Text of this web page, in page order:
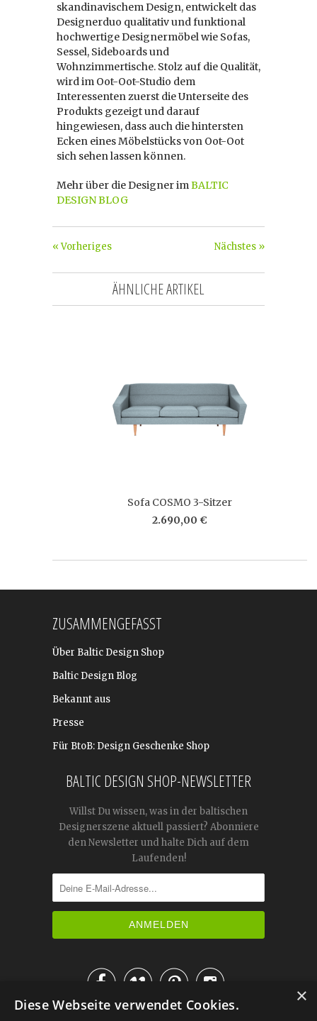
skandinavischem Design, entwickelt das
Designerduo qualitativ und funktional
hochwertige Designermöbel wie Sofas,
Sessel, Sideboards und
Wohnzimmertische. Stolz auf die Qualität,
wird im Oot-Oot-Studio dem
Interessenten zuerst die Unterseite des
Produkts gezeigt und darauf
hingewiesen, dass auch die hintersten
Ecken eines Möbelstücks von Oot-Oot
sich sehen lassen können.
Mehr über die Designer imBALTIC
DESIGN BLOG
Nächstes »
« Vorheriges
ÄHNLICHE ARTIKEL
Sofa COSMO 3-Sitzer
2.690,00 €
ZUSAMMENGEFASST
Über Baltic Design Shop
Baltic Design Blog
Bekannt aus
Presse
Für BtoB: Design Geschenke Shop
BALTIC DESIGN SHOP-NEWSLETTER
Willst Du wissen, was in der baltischen
Designerszene aktuell passiert? Abonniere
den Newsletter und halte Dich auf dem
Laufenden!

IM KATALOG BLÄTTERN
×
Diese Webseite verwendet Cookies.